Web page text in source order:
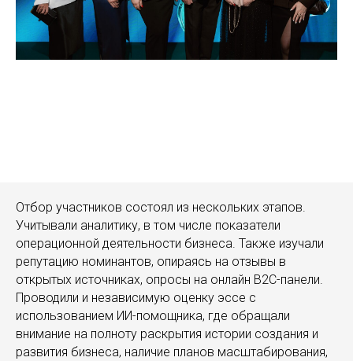
Отбор участников состоял из нескольких этапов.
Учитывали аналитику, в том числе показатели
операционной деятельности бизнеса. Также изучали
репутацию номинантов, опираясь на отзывы в
открытых источниках, опросы на онлайн B2C-панели.
Проводили и независимую оценку эссе с
использованием ИИ-помощника, где обращали
внимание на полноту раскрытия истории создания и
развития бизнеса, наличие планов масштабирования,